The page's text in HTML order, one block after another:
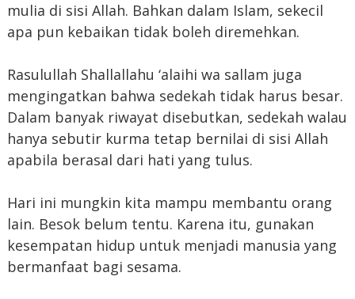
mulia di sisi Allah. Bahkan dalam Islam, sekecil
apa pun kebaikan tidak boleh diremehkan.
Rasulullah Shallallahu ‘alaihi wa sallam juga
mengingatkan bahwa sedekah tidak harus besar.
Dalam banyak riwayat disebutkan, sedekah walau
hanya sebutir kurma tetap bernilai di sisi Allah
apabila berasal dari hati yang tulus.
Hari ini mungkin kita mampu membantu orang
lain. Besok belum tentu. Karena itu, gunakan
kesempatan hidup untuk menjadi manusia yang
bermanfaat bagi sesama.